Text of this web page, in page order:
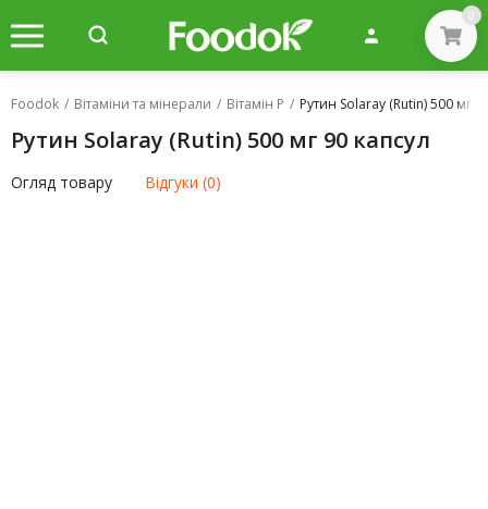
0
Foodok / Вітаміни та мінерали / Вітамін P / Рутин Solaray (Rutin) 500 мг
Рутин Solaray (Rutin) 500 мг 90 капсул
Огляд товару Відгуки (0)